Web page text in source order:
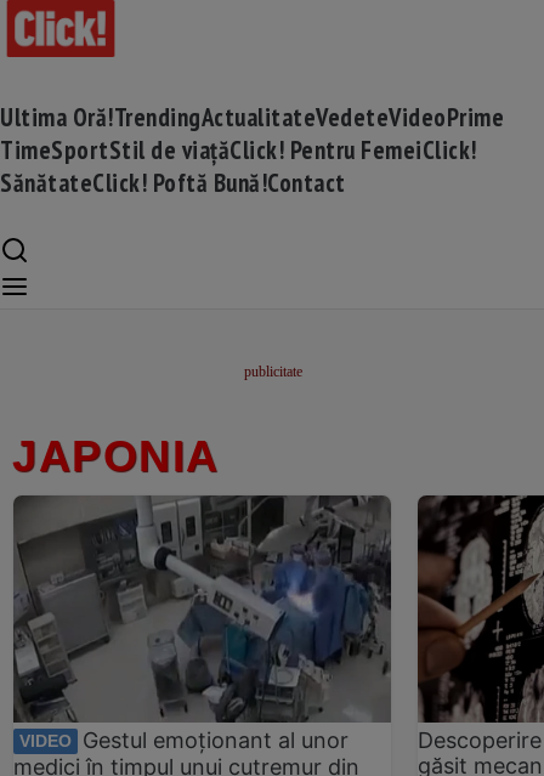
Ultima Oră!TrendingActualitateVedeteVideoPrime
TimeSportStil de viațăClick! Pentru FemeiClick!
SănătateClick! Poftă Bună!Contact
JAPONIA
VIDEO
Gestul emoționant al unor
medici în timpul unui cutremur din
găsit